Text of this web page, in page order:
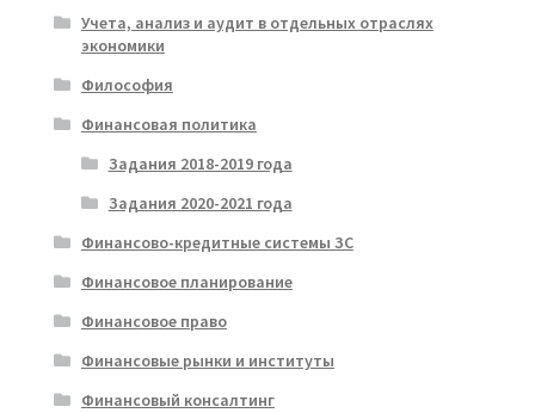
Учета, анализ и аудит в отдельных отраслях
экономики
Философия
Финансовая политика
Задания 2018-2019 года
Задания 2020-2021 года
Финансово-кредитные системы ЗС
Финансовое планирование
Финансовое право
Финансовые рынки и институты
Финансовый консалтинг